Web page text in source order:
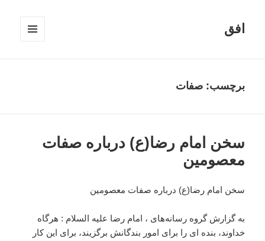
افق
برچسب:صفات
سخن امام رضا(ع) درباره صفات
معصومین
سخن امام رضا(ع) درباره صفات معصومین
به گزارش گروه رسانه‌های ، امام رضا علیه السلام : هرگاه
خداوند، بنده اى را براى امور بندگانش برگزیند، براى این کار